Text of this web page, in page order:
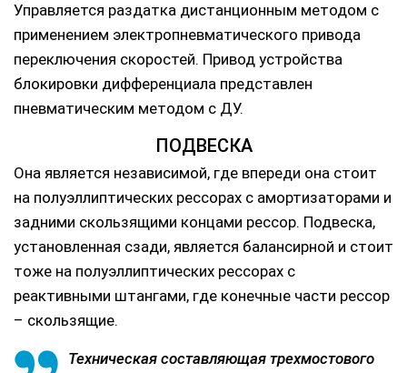
Управляется раздатка дистанционным методом с
применением электропневматического привода
переключения скоростей. Привод устройства
блокировки дифференциала представлен
пневматическим методом с ДУ.
ПОДВЕСКА
Она является независимой, где впереди она стоит
на полуэллиптических рессорах с амортизаторами и
задними скользящими концами рессор. Подвеска,
установленная сзади, является балансирной и стоит
тоже на полуэллиптических рессорах с
реактивными штангами, где конечные части рессор
– скользящие.
Техническая составляющая трехмостового